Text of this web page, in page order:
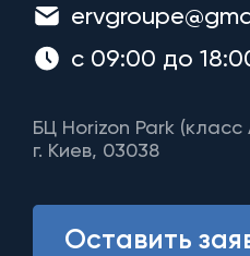
с 09:00 до
БЦ Horizon Park (класс
г. Киев, 03038
Оставить